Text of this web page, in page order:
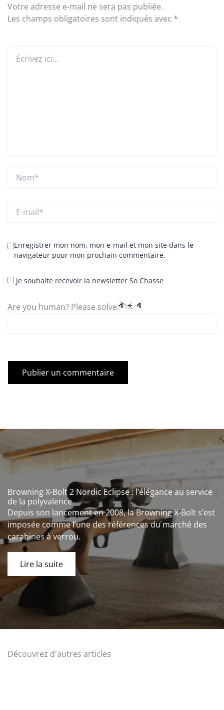
Votre adresse e-mail ne sera pas publiée.
Les champs obligatoires sont indiqués avec *
ici…
mail*
Enregistrer mon nom, mon e-mail et mon site dans le
navigateur pour mon prochain commentaire.
Je souhaite recevoir la newsletter So Chasse
Are you human? Please solve:
Browning X-Bolt 2 Nordic Eclipse : l’élégance au service
de la polyvalence
Depuis son lancement en 2008, la Browning X-Bolt s’est
imposée comme l’une des références du marché des
carabines à verrou.
Lire la suite
Découvrez d'autres articles